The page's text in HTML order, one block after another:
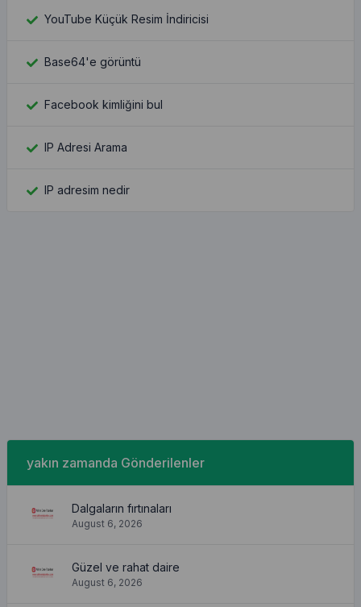
YouTube Küçük Resim İndiricisi
Base64'e görüntü
Facebook kimliğini bul
IP Adresi Arama
IP adresim nedir
yakın zamanda Gönderilenler
Dalgaların fırtınaları
August 6, 2026
Güzel ve rahat daire
August 6, 2026